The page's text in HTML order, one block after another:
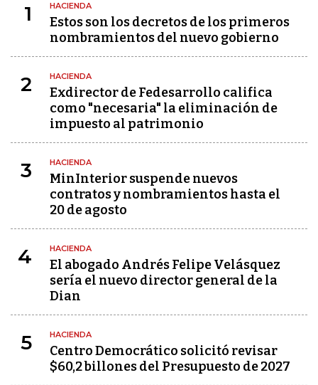
1 HACIENDA
Estos son los decretos de los primeros
nombramientos del nuevo gobierno
2 HACIENDA
Exdirector de Fedesarrollo califica
como "necesaria" la eliminación de
impuesto al patrimonio
3 HACIENDA
MinInterior suspende nuevos
contratos y nombramientos hasta el
20 de agosto
4 HACIENDA
El abogado Andrés Felipe Velásquez
sería el nuevo director general de la
Dian
5 HACIENDA
Centro Democrático solicitó revisar
$60,2 billones del Presupuesto de 2027